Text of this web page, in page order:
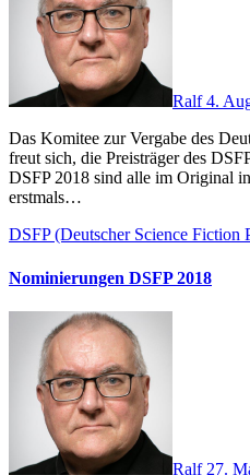
Ralf4.
Das Komitee zur Vergabe des Deutschen Science-Fiction-Preises
freut sich, die Preisträger des
DSFP 2018 sind alle im Original
erstmals…
DSFP (Deutscher Science Fiction
Nominierungen DSFP 2018
Ralf 27.